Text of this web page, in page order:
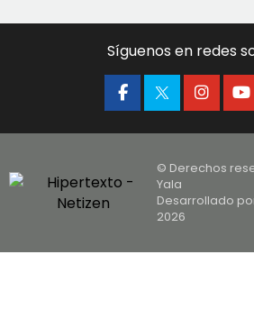
Síguenos en redes
© Derechos
Yala
Desarrollado
2026